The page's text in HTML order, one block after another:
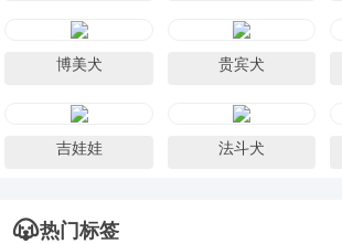
博美犬 贵宾犬
吉娃娃 法斗犬
热门标签